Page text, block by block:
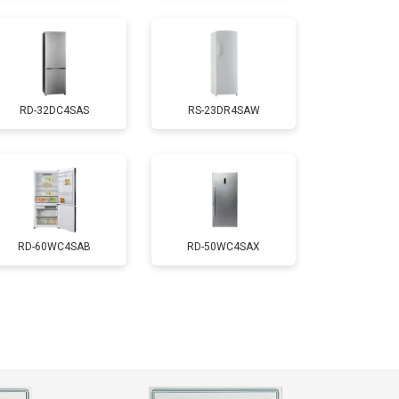
Заказать
1700 ₽ Заказать
4750 ₽
3650 ₽
RD-32DC4SAS RS-23DR4SAW
RD-60WC4SAB RD-50WC4SAX